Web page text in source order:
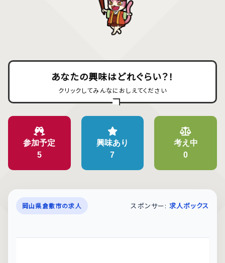
あなたの興味はどれぐらい？！
クリックしてみんなにおしえてください
参加予定
5
興味あり
7
考え中
0
岡山県倉敷市の求人 スポンサー: 求人ボックス